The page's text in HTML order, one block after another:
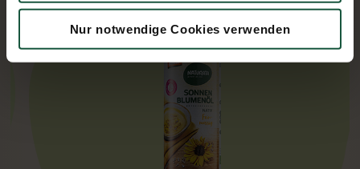
Nur notwendige Cookies verwenden